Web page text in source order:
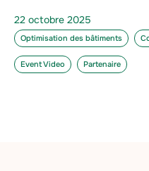
22 octobre 2025
Optimisation des bâtiments
Event Video Partenaire